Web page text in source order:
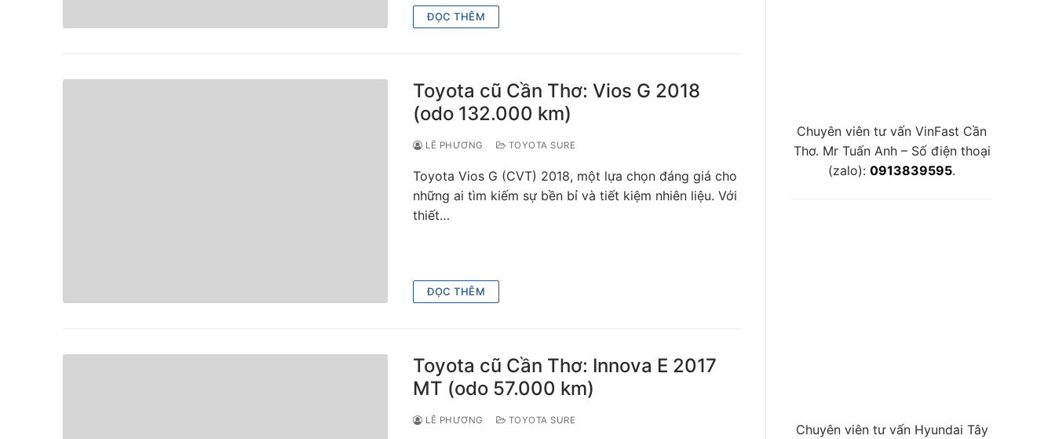
ĐỌC THÊM
Toyota cũ Cần Thơ: Vios G 2018
(odo 132.000 km)
LÊ PHƯƠNG TOYOTA SURE
Toyota Vios G (CVT) 2018, một lựa chọn đáng giá cho
những ai tìm kiếm sự bền bỉ và tiết kiệm nhiên liệu. Với
thiết…
ĐỌC THÊM
Toyota cũ Cần Thơ: Innova E 2017
MT (odo 57.000 km)
LÊ PHƯƠNG TOYOTA SURE
Chuyên viên tư vấn VinFast Cần
Thơ. Mr Tuấn Anh – Số điện thoại
(zalo): 0913839595.
Chuyên viên tư vấn Hyundai Tây